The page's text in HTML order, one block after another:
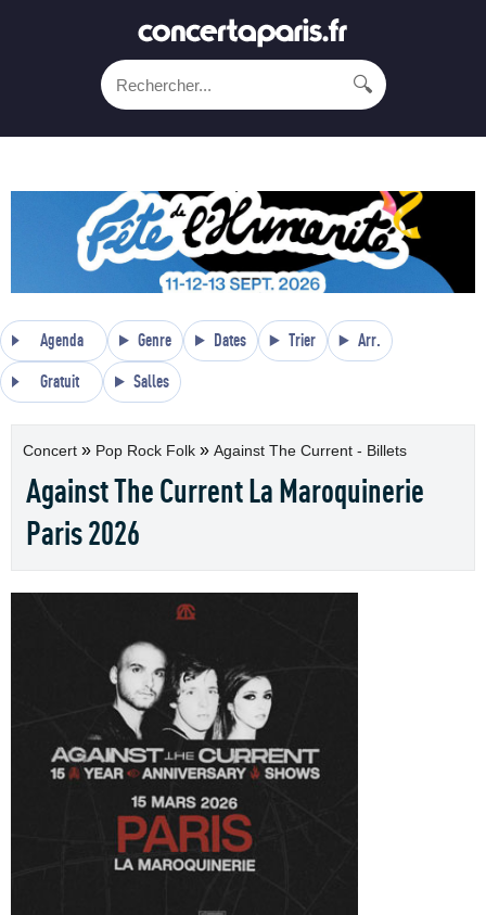
🔍
Agenda Genre Dates Trier Arr.
Gratuit Salles
Concert » Pop Rock Folk » Against The Current - Billets
Against The Current La Maroquinerie
Paris 2026